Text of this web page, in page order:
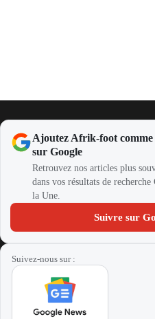
Ajoutez Afrik-foot comme
sur Google
Retrouvez nos articles plus
dans vos résultats de
la Une.
Suivre sur
Suivez-nous sur :